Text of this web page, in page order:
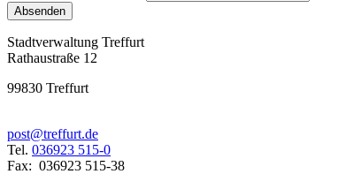
Absenden
Stadtverwaltung Treffurt
Rathaustraße 12
99830 Treffurt
post@treffurt.de
Tel. 036923 515-0
Fax: 036923 515-38